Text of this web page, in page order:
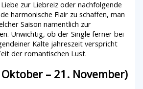
Liebe zur Liebreiz oder nachfolgende
harmonische Flair zu schaffen, man
Saison namentlich zur
Unwichtig, ob der Single ferner bei
Kalte jahreszeit verspricht
der romantischen Lust.
– 21. November)